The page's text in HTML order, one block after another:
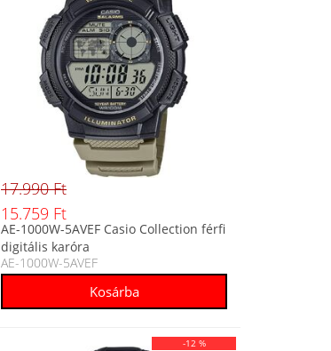
17.990 Ft
15.759 Ft
AE-1000W-5AVEF Casio Collection férfi
digitális karóra
AE-1000W-5AVEF
-12 %